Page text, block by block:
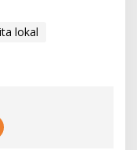
lokal